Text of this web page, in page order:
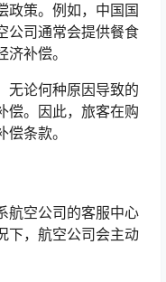
政策。例如，中国国
公司通常会提供餐食
补偿。
无论何种原因导致的
偿。因此，旅客在购
条款。
航空公司的客服中心
下，航空公司会主动